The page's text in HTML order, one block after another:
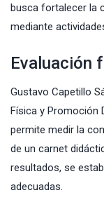
busca fortalecer la
mediante
Evaluación
Gustavo Capetillo
Física y Promoción
permite medir la
de un carnet
resultados, se
adecuadas.